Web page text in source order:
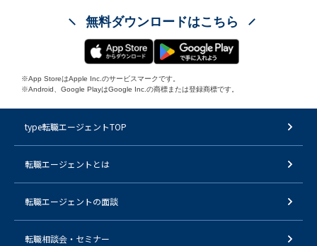
無料ダウンロードはこちら
※App StoreはApple Inc.のサービスマークです。
※Android、Google PlayはGoogle Inc.の商標または登録商標です。
type転職エージェントTOP
転職エージェントとは
転職エージェントの面談
転職相談会・セミナー